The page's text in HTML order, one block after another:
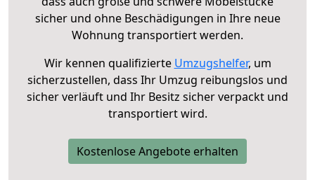
sicher und ohne Beschädigungen in Ihre neue
Wohnung transportiert werden.
Wir kennen qualifizierte Umzugshelfer, um
sicherzustellen, dass Ihr Umzug reibungslos und
sicher verläuft und Ihr Besitz sicher verpackt und
transportiert wird.
Kostenlose Angebote erhalten